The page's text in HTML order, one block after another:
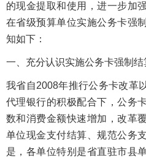
的现金提取和使用，进一步加
在省级预算单位实施公务卡强
知如下：
一、充分认识实施公务卡强制
我省自2008年推行公务卡改革
代理银行的积极配合下，公务
数和消费金额快速增加，改革
单位现金支付结算、规范公务
是，各单位特别是省直驻市县